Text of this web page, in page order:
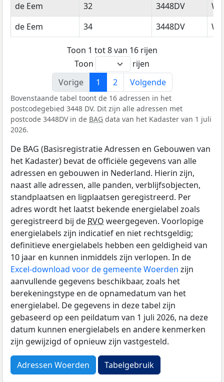
de Eem
32 3448DV
de Eem
34 3448DV
Toon 1 tot 8 van 16 rijen
Toon
rijen
Vorige
1 2 Volgende
Bovenstaande tabel toont de 16 adressen in het
postcodegebied 3448 DV. Dit zijn alle adressen met
postcode 3448DV in de BAG data van het Kadaster van 1 juli
2026.
De BAG (Basisregistratie Adressen en Gebouwen van
het Kadaster) bevat de officiële gegevens van alle
adressen en gebouwen in Nederland. Hierin zijn,
naast alle adressen, alle panden, verblijfsobjecten,
standplaatsen en ligplaatsen geregistreerd. Per
adres wordt het laatst bekende energielabel zoals
geregistreerd bij de RVO weergegeven. Voorlopige
energielabels zijn indicatief en niet rechtsgeldig;
definitieve energielabels hebben een geldigheid van
10 jaar en kunnen inmiddels zijn verlopen. In de
Excel-download voor de gemeente Woerden zijn
aanvullende gegevens beschikbaar, zoals het
berekeningstype en de opnamedatum van het
energielabel. De gegevens in deze tabel zijn
gebaseerd op een peildatum van 1 juli 2026, na deze
datum kunnen energielabels en andere kenmerken
zijn gewijzigd of opnieuw zijn vastgesteld.
Adressen Woerden Tabelgebruik